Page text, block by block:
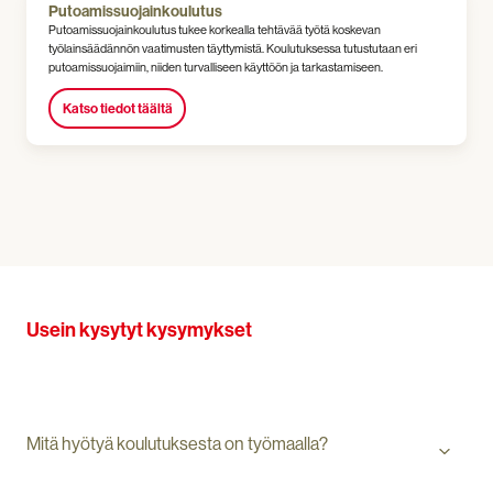
Putoamissuojainkoulutus
Putoamissuojainkoulutus tukee korkealla tehtävää työtä koskevan
työlainsäädännön vaatimusten täyttymistä. Koulutuksessa tutustutaan eri
putoamissuojaimiin, niiden turvalliseen käyttöön ja tarkastamiseen.
Katso tiedot täältä
Usein kysytyt kysymykset
Mitä hyötyä koulutuksesta on työmaalla?